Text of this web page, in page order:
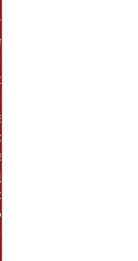
y otros activos,
Existe la
capital
en estas
asociados.
criptomonedas
y conllevan un
los inversores
negociar con